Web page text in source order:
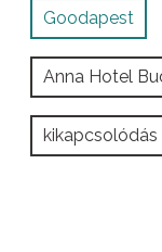
Goodapest
Anna Hotel
kikapcsolódás